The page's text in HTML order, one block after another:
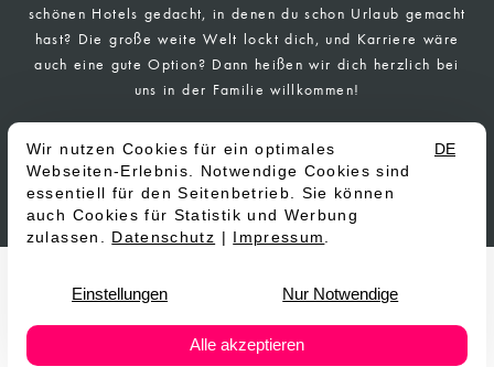
Zur Express-Bewerbung
schönen Hotels gedacht, in denen du schon Urlaub gemacht
hast? Die große weite Welt lockt dich, und Karriere wäre
auch eine gute Option? Dann heißen wir dich herzlich bei
uns in der Familie willkommen!
Unsere Ausbildungsmöglichkeiten
MY JOB. MY DREAM. MY